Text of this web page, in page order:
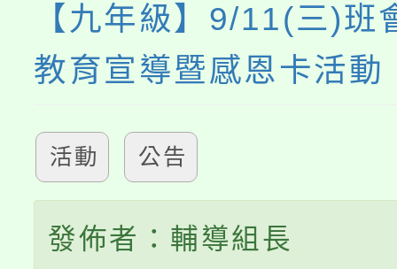
【九年級】9/11(三)班
教育宣導暨感恩卡活動
活動 公告
發佈者：輔導組長